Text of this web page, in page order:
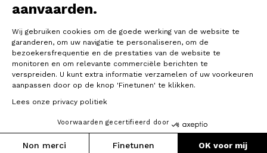
aanvaarden.
Wij gebruiken cookies om de goede werking van de website te
garanderen, om uw navigatie te personaliseren, om de
bezoekersfrequentie en de prestaties van de website te
monitoren en om relevante commerciële berichten te
verspreiden. U kunt extra informatie verzamelen of uw voorkeuren
aanpassen door op de knop 'Finetunen' te klikken.
Lees onze privacy politiek
Voorwaarden gecertifieerd door
Non merci Finetunen OK voor mij
© Origine Cycles